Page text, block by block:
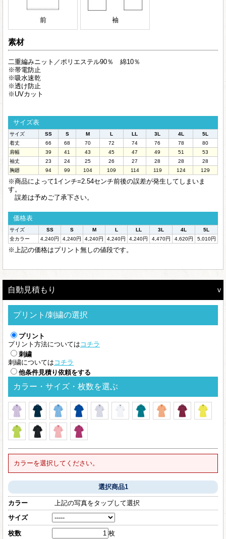
前 袖
素材
二重編みニット／ポリエステル90％ 綿10％
※帯電防止
※吸水速乾
※透け防止
※UVカット
サイズ表
サイズ SS S M L LL 3L 4L
5L
着丈
66 68 70 72 74 76 78
80
肩幅
39 41 43 45 47 49 51
53
袖丈
23 24 25 26 27 28 28
28
胸廻
94 99 104 109 114 119 124 129
※商品によって1インチ=2.54センチ前後の誤差が発生してしまいま
す。
誤差は予めご了承下さい。
価格表
サイズ SS S M L LL 3L 4L
5L
全カラー
4,240円 4,240円 4,240円 4,240円 4,240円 4,470円 4,620円 5,010円
※上記の価格はプリント無しの値段です。
自動見積もり
プリント/刺繍の選択
プリント
プリント方法については コチラ
刺繍
刺繍については コチラ
他条件見積り依頼をする
カラー・サイズ・枚数を選ぶ
カラーを選択してください。
選択商品1
カラー
上記の写真をタップして選択
サイズ
枚数 枚